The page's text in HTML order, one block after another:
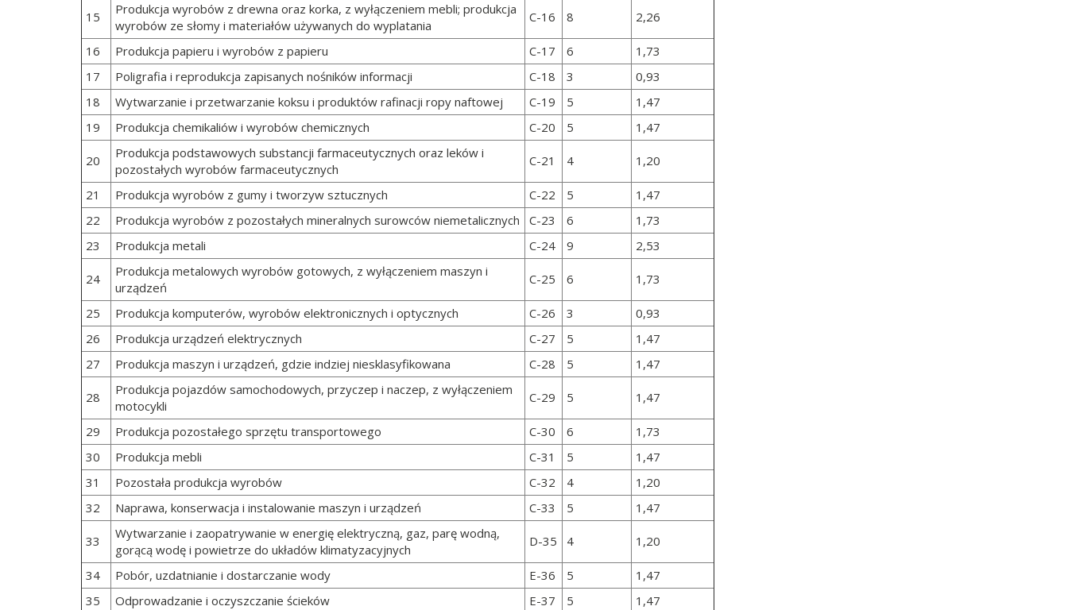
15
Produkcja wyrobów z drewna oraz korka, z wyłączeniem mebli; produkcja
wyrobów ze słomy i materiałów używanych do wyplatania
C-16 8 2,26
16 Produkcja papieru i wyrobów z papieru C-17 6
1,73
17
Poligrafia i reprodukcja zapisanych nośników informacji C-18 3
0,93
18
Wytwarzanie i przetwarzanie koksu i produktów rafinacji ropy naftowej C-19 5
1,47
19
Produkcja chemikaliów i wyrobów chemicznych C-20 5 1,47
20
Produkcja podstawowych substancji farmaceutycznych oraz leków i
pozostałych wyrobów farmaceutycznych
C-21 4 1,20
21 Produkcja wyrobów z gumy i tworzyw sztucznych C-22 5
1,47
22
Produkcja wyrobów z pozostałych mineralnych surowców niemetalicznych C-23 6
1,73
23
Produkcja metali C-24 9 2,53
24
Produkcja metalowych wyrobów gotowych, z wyłączeniem maszyn i
urządzeń
C-25 6 1,73
25 Produkcja komputerów, wyrobów elektronicznych i optycznych C-26 3
0,93
26
Produkcja urządzeń elektrycznych C-27 5
1,47
27
Produkcja maszyn i urządzeń, gdzie indziej niesklasyfikowana C-28 5 1,47
28
Produkcja pojazdów samochodowych, przyczep i naczep, z wyłączeniem
motocykli
C-29 5 1,47
29 Produkcja pozostałego sprzętu transportowego C-30 6
1,73
30
Produkcja mebli C-31 5
1,47
31
Pozostała produkcja wyrobów C-32 4
1,20
32
Naprawa, konserwacja i instalowanie maszyn i urządzeń C-33 5 1,47
33
Wytwarzanie i zaopatrywanie w energię elektryczną, gaz, parę wodną,
gorącą wodę i powietrze do układów klimatyzacyjnych
D-35 4 1,20
34 Pobór, uzdatnianie i dostarczanie wody E-36 5
1,47
35
Odprowadzanie i oczyszczanie ścieków E-37 5 1,47